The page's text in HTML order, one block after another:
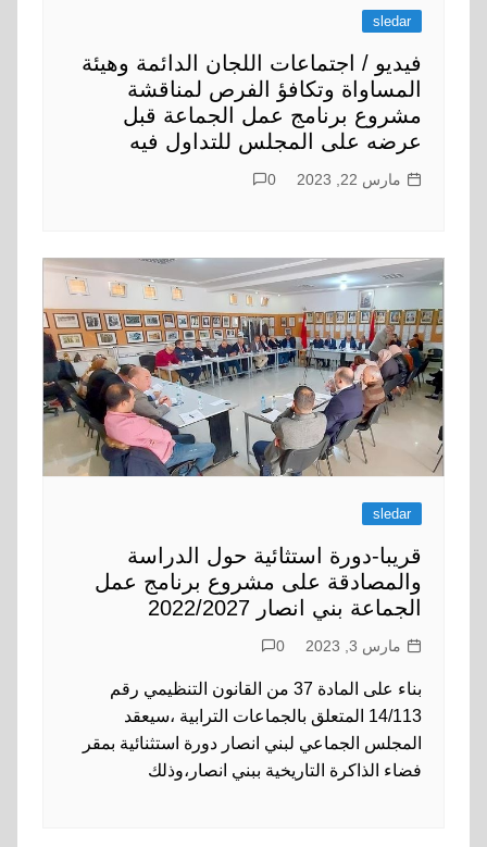
sledar
فيديو / اجتماعات اللجان الدائمة وهيئة
المساواة وتكافؤ الفرص لمناقشة
مشروع برنامج عمل الجماعة قبل
عرضه على المجلس للتداول فيه
مارس 22, 2023 0
sledar
قريبا-دورة استثائية حول الدراسة
والمصادقة على مشروع برنامج عمل
الجماعة بني انصار 2022/2027
مارس 3, 2023 0
بناء على المادة 37 من القانون التنظيمي رقم
14/113 المتعلق بالجماعات الترابية ،سيعقد
المجلس الجماعي لبني انصار دورة استثنائية بمقر
فضاء الذاكرة التاريخية ببني انصار،وذلك